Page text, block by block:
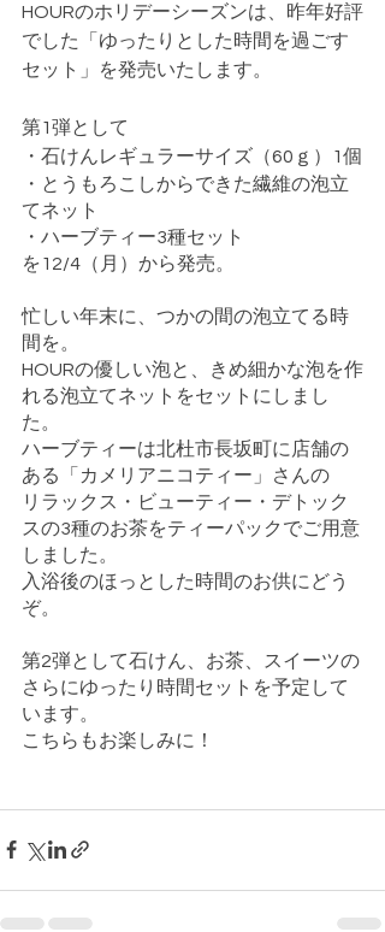
HOURのホリデーシーズンは、昨年好評
でした「ゆったりとした時間を過ごす
セット」を発売いたします。
第1弾として
・石けんレギュラーサイズ（60ｇ）1個
・とうもろこしからできた繊維の泡立
てネット
・ハーブティー3種セット
を12/4（月）から発売。
忙しい年末に、つかの間の泡立てる時
間を。
HOURの優しい泡と、きめ細かな泡を作
れる泡立てネットをセットにしまし
た。
ハーブティーは北杜市長坂町に店舗の
ある「カメリアニコティー」さんの
リラックス・ビューティー・デトック
スの3種のお茶をティーパックでご用意
しました。
入浴後のほっとした時間のお供にどう
ぞ。
第2弾として石けん、お茶、スイーツの
さらにゆったり時間セットを予定して
います。
こちらもお楽しみに！